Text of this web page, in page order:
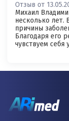
Отзыв от
Михаил
несколько лет.
причины
Благодаря его
чувствуем себя